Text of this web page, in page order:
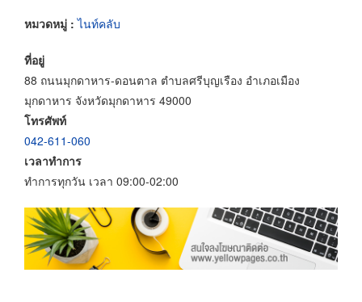
หมวดหมู่ :ไนท์คลับ
ที่อยู่
88 ถนนมุกดาหาร-ดอนตาล ตำบลศรีบุญเรือง อำเภอเมือง
มุกดาหาร จังหวัดมุกดาหาร 49000
โทรศัพท์
042-611-060
เวลาทำการ
ทำการทุกวัน เวลา 09:00-02:00